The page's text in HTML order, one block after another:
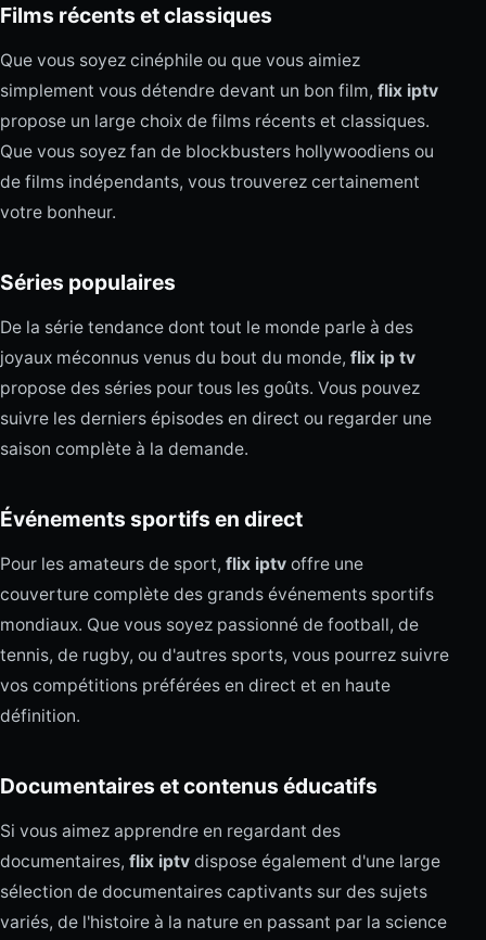
Films récents et classiques
Que vous soyez cinéphile ou que vous aimiez
simplement vous détendre devant un bon film, flix iptv
propose un large choix de films récents et classiques.
Que vous soyez fan de blockbusters hollywoodiens ou
de films indépendants, vous trouverez certainement
votre bonheur.
Séries populaires
De la série tendance dont tout le monde parle à des
joyaux méconnus venus du bout du monde, flix ip tv
propose des séries pour tous les goûts. Vous pouvez
suivre les derniers épisodes en direct ou regarder une
saison complète à la demande.
Événements sportifs en direct
Pour les amateurs de sport, flix iptv offre une
couverture complète des grands événements sportifs
mondiaux. Que vous soyez passionné de football, de
tennis, de rugby, ou d'autres sports, vous pourrez suivre
vos compétitions préférées en direct et en haute
définition.
Documentaires et contenus éducatifs
Si vous aimez apprendre en regardant des
documentaires, flix iptv dispose également d'une large
sélection de documentaires captivants sur des sujets
variés, de l'histoire à la nature en passant par la science